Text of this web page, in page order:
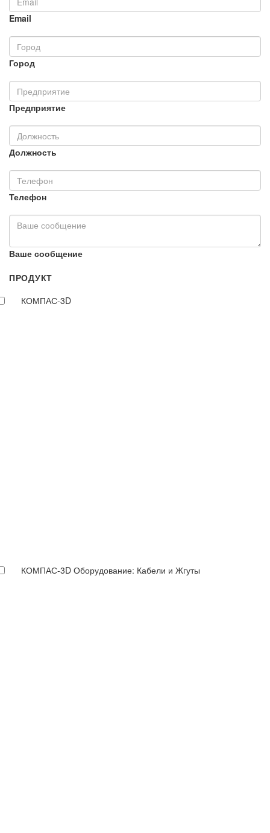
Email
Город
Предприятие
Должность
Телефон
Ваше сообщение
ПРОДУКТ
КОМПАС-3D
КОМПАС-3D Оборудование: Кабели и Жгуты